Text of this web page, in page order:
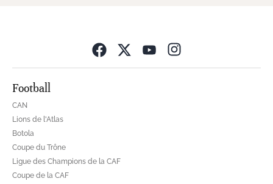
Football
CAN
Lions de l'Atlas
Botola
Coupe du Trône
Ligue des Champions de la CAF
Coupe de la CAF